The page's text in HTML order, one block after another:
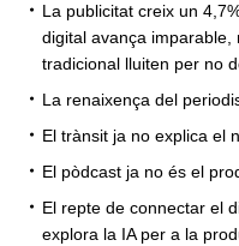
La publicitat creix un
digital avança
tradicional lluiten per no
La renaixença del
El trànsit ja no explica el
El pòdcast ja no és el
El repte de connectar el
explora la IA per a la